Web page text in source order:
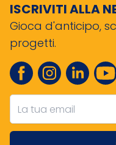
ISCRIVITI ALLA
Gioca d'anticipo,
progetti.
FacebookInstagram
linkedin